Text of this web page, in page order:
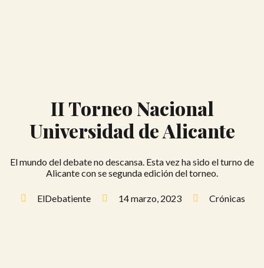
II Torneo Nacional
Universidad de Alicante
El mundo del debate no descansa. Esta vez ha sido el turno de
Alicante con se segunda edición del torneo.
ElDebatiente 14 marzo, 2023 Crónicas